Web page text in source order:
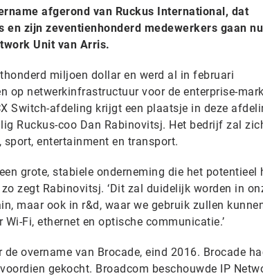
afgerond van Ruckus International, dat
en zijn zeventienhonderd medewerkers gaan
Unit van Arris.
miljoen dollar en werd al in februari
op netwerkinfrastructuur voor de enterprise-
Switch-afdeling krijgt een plaatsje in deze
Ruckus-coo Dan Rabinovitsj. Het bedrijf zal
entertainment en transport.
grote, stabiele onderneming die het potentieel
zegt Rabinovitsj. ‘Dit zal duidelijk worden in
maar ook in r&d, waar we gebruik zullen
Fi, ethernet en optische communicatie.’
overname van Brocade, eind 2016. Brocade
gekocht. Broadcom beschouwde IP